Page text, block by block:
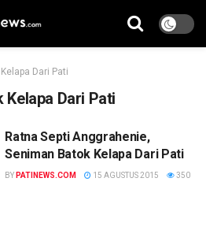
Dari Pati
Kelapa Dari Pati
Ratna Septi Anggrahenie,
Seniman Batok Kelapa Dari Pati
BY PATINEWS.COM 15 AGUSTUS 2015 350